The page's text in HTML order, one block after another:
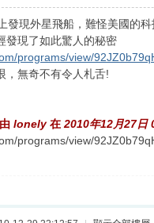
發現外星飛船，難怪美國的
發現了如此驚人的秘密
programs/view/
，無奇不有令人札舌!
lonely在 2010年12月27日
programs/view/